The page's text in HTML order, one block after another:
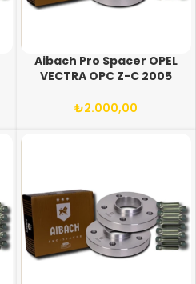
Aibach Pro Spacer OPEL
VECTRA OPC Z-C 2005
65.1 12X1.50 BİJON
₺2.000,00